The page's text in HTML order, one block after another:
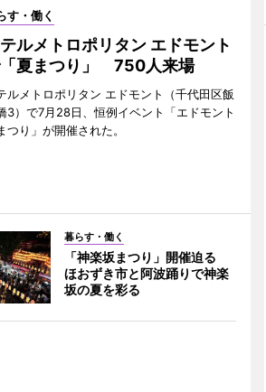
す・働く
ルメトロポリタン エドモント
夏まつり」 750人来場
ルメトロポリタン エドモント（千代田区飯
3）で7月28日、恒例イベント「エドモント
つり」が開催された。
暮らす・働く
「神楽坂まつり」開催迫る
ほおずき市と阿波踊りで神楽
坂の夏を彩る